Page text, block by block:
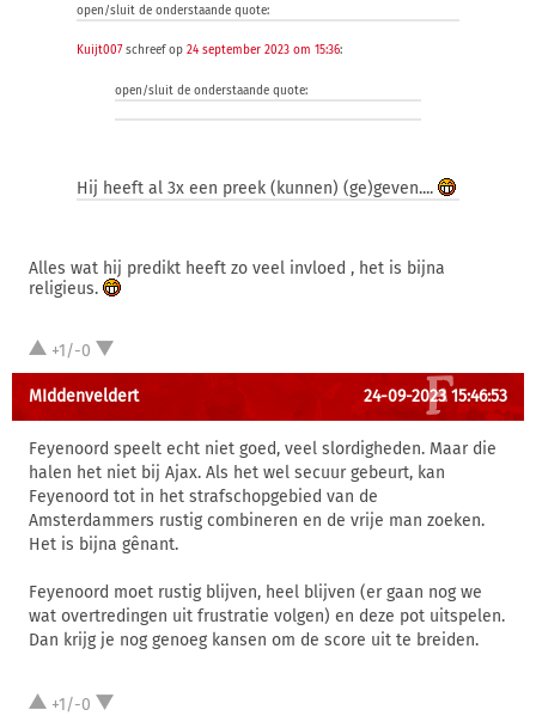
open/sluit de onderstaande quote:
Kuijt007schreef op 24 september 2023 om 15:36:
open/sluit de onderstaande quote:
Hij heeft al 3x een preek (kunnen) (ge)geven....
Alles wat hij predikt heeft zo veel invloed , het is bijna
religieus.
+1/-0
MIddenveldert 24-09-2023 15:46:53
Feyenoord speelt echt niet goed, veel slordigheden. Maar die
halen het niet bij Ajax. Als het wel secuur gebeurt, kan
Feyenoord tot in het strafschopgebied van de
Amsterdammers rustig combineren en de vrije man zoeken.
Het is bijna gênant.
Feyenoord moet rustig blijven, heel blijven (er gaan nog we
wat overtredingen uit frustratie volgen) en deze pot uitspelen.
Dan krijg je nog genoeg kansen om de score uit te breiden.
+1/-0